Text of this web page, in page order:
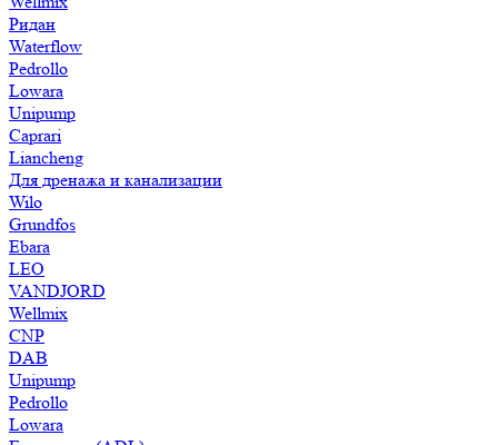
Ридан
Waterflow
Pedrollo
Lowara
Unipump
Caprari
Liancheng
Для дренажа и канализации
Wilo
Grundfos
Ebara
LEO
VANDJORD
Wellmix
CNP
DAB
Unipump
Pedrollo
Lowara